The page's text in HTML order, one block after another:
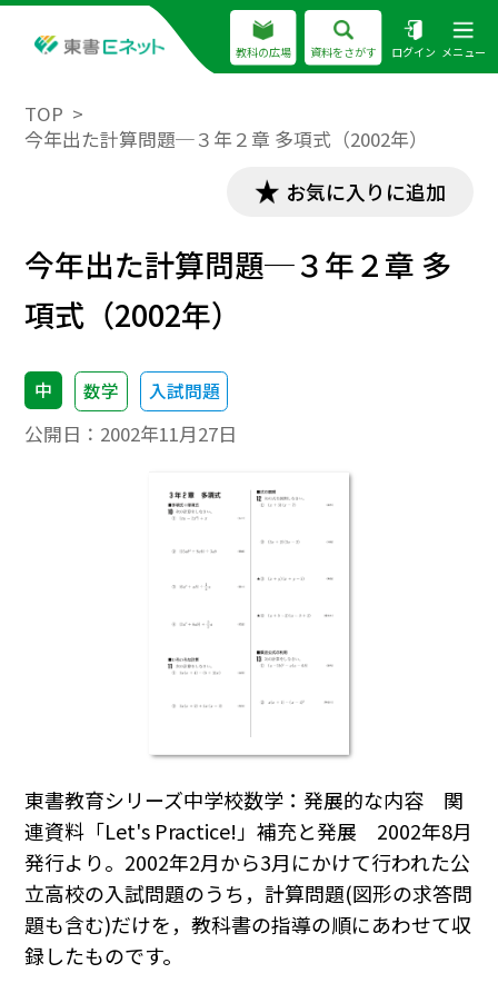
教科の広場 資料をさがす ログイン メニュー
TOP
今年出た計算問題─３年２章 多項式（2002年）
お気に入りに追加
今年出た計算問題─３年２章 多
項式（2002年）
中 数学 入試問題
公開日： 2002年11月27日
東書教育シリーズ中学校数学：発展的な内容 関
連資料「Let's Practice!」補充と発展 2002年8月
発行より。2002年2月から3月にかけて行われた公
立高校の入試問題のうち，計算問題(図形の求答問
題も含む)だけを，教科書の指導の順にあわせて収
録したものです。